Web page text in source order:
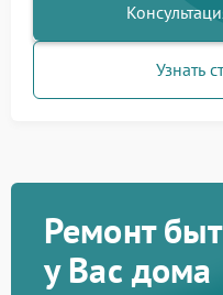
Узнать
Ремонт
у Вас дома